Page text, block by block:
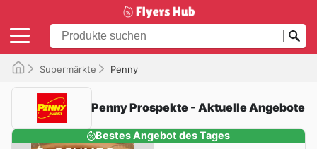
Supermärkte Penny
Penny Prospekte - Aktuelle Angebote
Bestes Angebot des Tages